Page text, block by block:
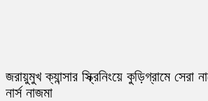
জরায়ুমুখ ক্যান্সার স্ক্রিনিংয়ে কুড়িগ্রামে সেরা
নার্স নাজমা